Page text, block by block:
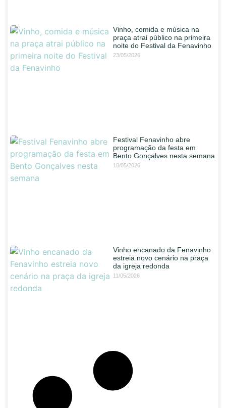
Vinho, comida e música na
praça atrai público na primeira
noite do Festival da Fenavinho
23/05/2026
Festival Fenavinho abre
programação da festa em
Bento Gonçalves nesta semana
18/05/2026
Vinho encanado da Fenavinho
estreia novo cenário na praça
da igreja redonda
11/05/2026